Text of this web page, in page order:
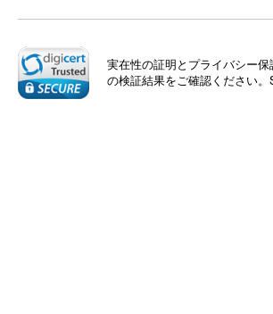
実在性の証明とプライバシー
の検証結果をご確認ください